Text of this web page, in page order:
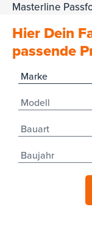
Masterline
Hier Dein
passende